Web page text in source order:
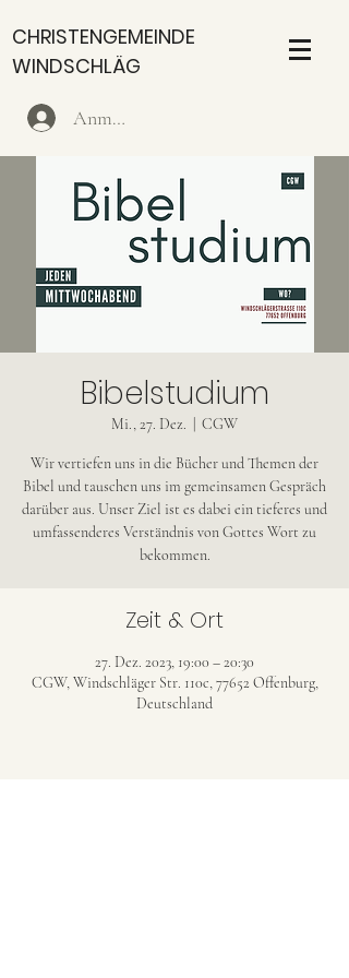
CHRISTENGEMEINDE
WINDSCHLÄG
Anmelden
Bibelstudium
Mi., 27. Dez. CGW
Wir vertiefen uns in die Bücher und Themen der
Bibel und tauschen uns im gemeinsamen Gespräch
darüber aus. Unser Ziel ist es dabei ein tieferes und
umfassenderes Verständnis von Gottes Wort zu
bekommen.
Zeit & Ort
27. Dez. 2023, 19:00 – 20:30
CGW, Windschläger Str. 110c, 77652 Offenburg,
Deutschland